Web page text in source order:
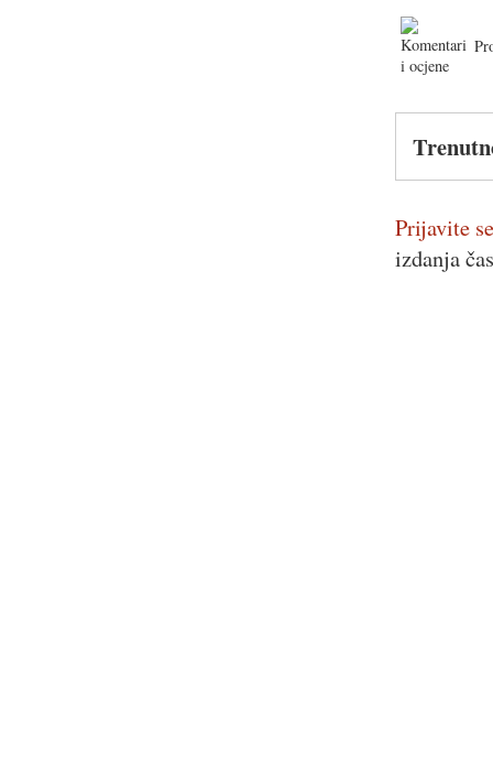
Prijavite
izdanja